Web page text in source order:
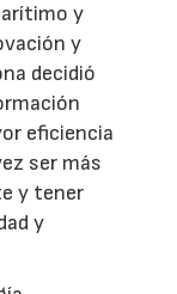
y
y
decidió
eficiencia
ser más
y tener
y